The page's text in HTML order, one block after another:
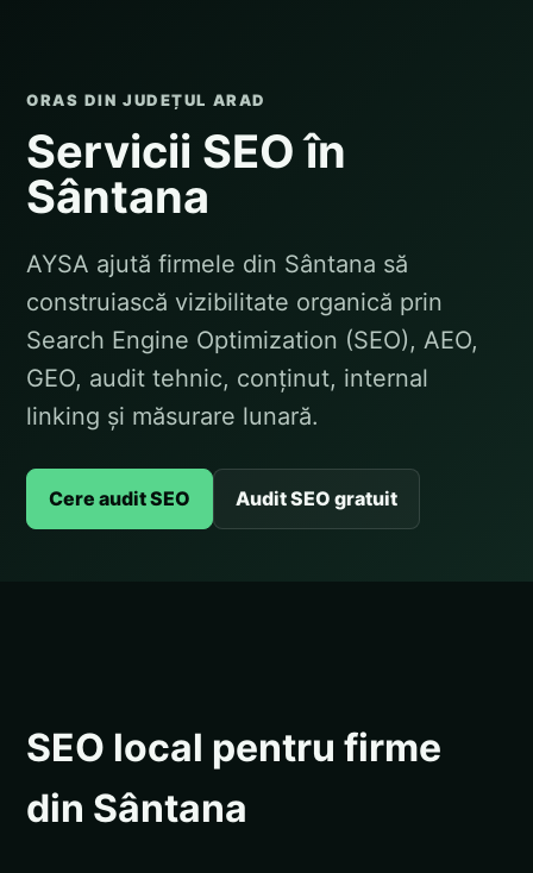
ORAS DIN JUDEȚUL ARAD
Servicii SEO în
Sântana
AYSA ajută firmele din Sântana să
construiască vizibilitate organică prin
Search Engine Optimization (SEO), AEO,
GEO, audit tehnic, conținut, internal
linking și măsurare lunară.
Cere audit SEO Audit SEO gratuit
SEO local pentru firme
din Sântana